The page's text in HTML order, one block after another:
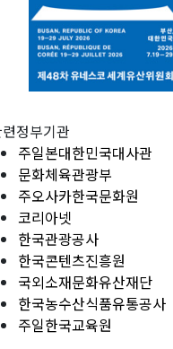
정부기관
주일본대한민국대사관
문화체육관광부
주오사카한국문화원
코리아넷
한국관광공사
한국콘텐츠진흥원
국외소재문화유산재단
한국농수산식품유통공사
주일한국교육원